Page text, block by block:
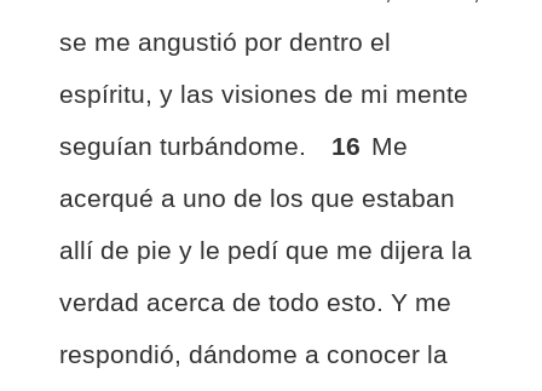
se me angustió por dentro el
espíritu, y las visiones de mi mente
seguían turbándome.
16 Me
acerqué a uno de los que estaban
allí de pie y le pedí que me dijera la
verdad acerca de todo esto. Y me
respondió, dándome a conocer la